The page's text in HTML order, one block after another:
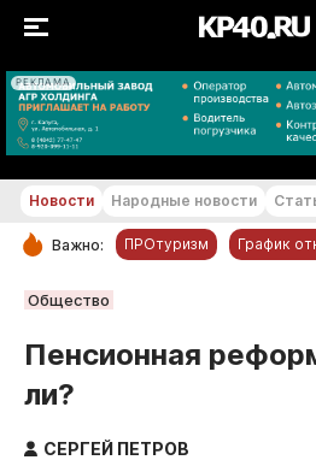
РЕКЛАМА
РУБРИКИ
Новости компаний
Народные новости
Новости Народные новости
Важно: ПРОтуризм График
Общество
Пенсионная
ли?
СЕРГЕЙ ПЕТРОВ